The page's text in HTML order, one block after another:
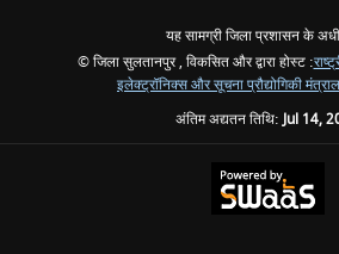
यह सामग्री जिला प्रशासन के
© जिला सुलतानपुर , विकसित और द्वारा होस्ट :
इलेक्ट्रॉनिक्स और सूचना प्रौद्योगिकी
अंतिम अद्यतन तिथि:Jul 14,